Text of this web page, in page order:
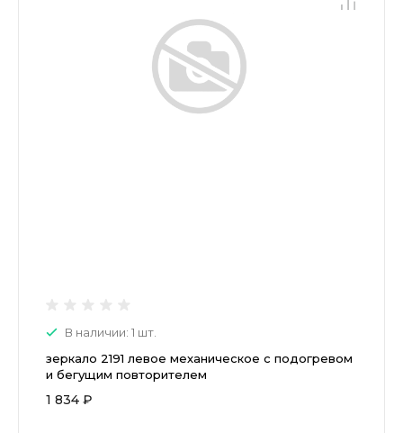
В наличии: 1 шт.
зеркало 2191 левое механическое с подогревом
и бегущим повторителем
1 834 ₽